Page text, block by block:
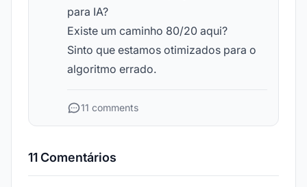
para IA?
Existe um caminho 80/20 aqui?
Sinto que estamos otimizados para o
algoritmo errado.
11 comments
11 Comentários